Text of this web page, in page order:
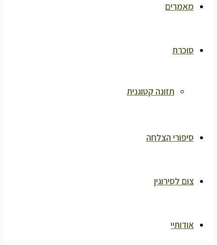
מאמרים
סוכרת
תזונה קטוגנית
סיפורי הצלחה
צום לסירוגין
אודותיי